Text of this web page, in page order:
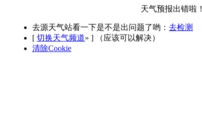
天气预报出错啦！
去源天气站看一下是不是出问题了哟： 去检测
[ 切换天气频道» ] （应该可以解决）
清除Cookie